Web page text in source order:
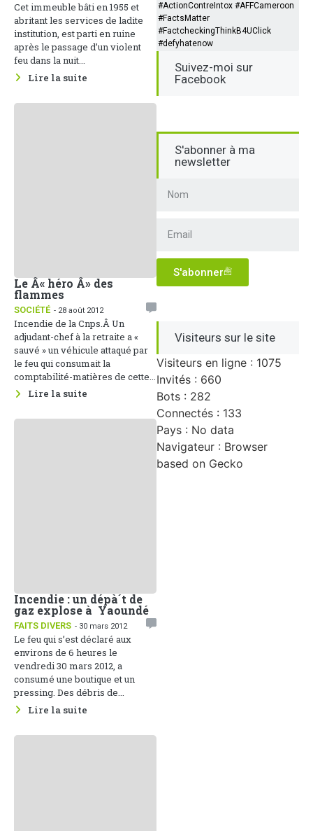
Cet immeuble bâti en 1955 et
abritant les services de ladite
institution, est parti en ruine
après le passage d’un violent
feu dans la nuit...
Lire la suite
Le Â« héro Â» des
flammes
SOCIÉTÉ - 28 août 2012
Incendie de la Cnps.Â Un
adjudant-chef à la retraite a «
sauvé » un véhicule attaqué par
le feu qui consumait la
comptabilité-matières de cette...
Lire la suite
Incendie : un dépà´t de
gaz explose à Yaoundé
FAITS DIVERS - 30 mars 2012
Le feu qui s’est déclaré aux
environs de 6 heures le
vendredi 30 mars 2012, a
consumé une boutique et un
pressing. Des débris de...
Lire la suite
#ActionContreIntox #AFFCameroon
#FactsMatter
#FactcheckingThinkB4UClick
#defyhatenow
Suivez-moi sur
Facebook
S'abonner à ma
newsletter
S'abonner
Visiteurs sur le site
Visiteurs en ligne : 1075
Invités : 660
Bots : 282
Connectés : 133
Pays : No data
Navigateur : Browser
based on Gecko